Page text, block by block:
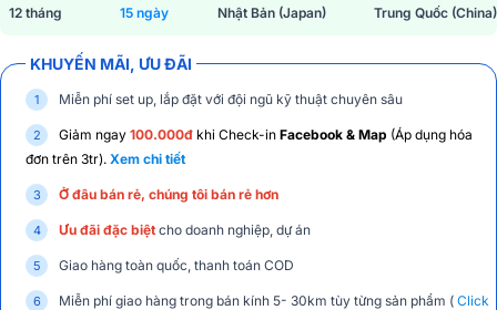
12 tháng 15 ngày Nhật Bản (Japan) Trung Quốc (China)
KHUYẾN MÃI, ƯU ĐÃI
Miễn phí set up, lắp đặt với đội ngũ kỹ thuật chuyên sâu
Giảm ngay 100.000đ khi Check-in Facebook & Map (Áp dụng hóa
đơn trên 3tr). Xem chi tiết
Ở đâu bán rẻ, chúng tôi bán rẻ hơn
Ưu đãi đặc biệt cho doanh nghiệp, dự án
Giao hàng toàn quốc, thanh toán COD
Miễn phí giao hàng trong bán kính 5- 30km tùy từng sản phẩm ( Click